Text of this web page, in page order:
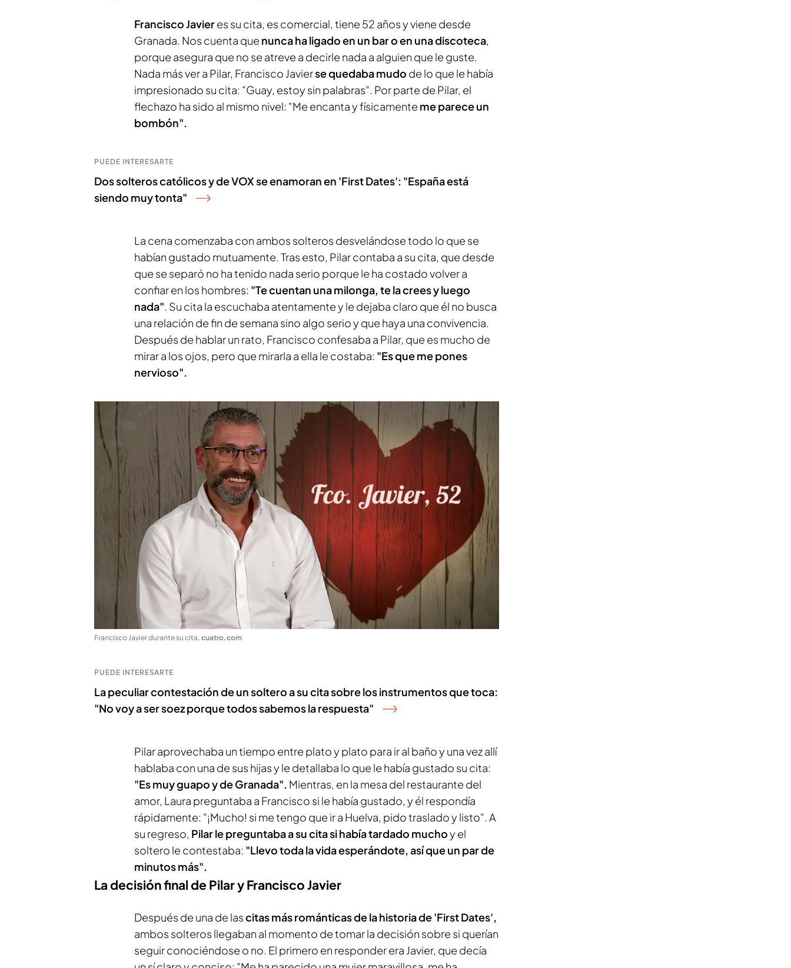
Francisco Javieres su cita, es comercial, tiene 52 años y viene desde
Granada. Nos cuenta que nunca ha ligado en un bar o en una discoteca,
porque asegura que no se atreve a decirle nada a alguien que le guste.
Nada más ver a Pilar, Francisco Javierse quedaba mudo de lo que le había
impresionado su cita: "Guay, estoy sin palabras". Por parte de Pilar, el
flechazo ha sido al mismo nivel: "Me encanta y físicamente me parece un
bombón".
PUEDE INTERESARTE
Dos solteros católicos y de VOX se enamoran en 'First Dates': "España está
siendo muy tonta"
La cena comenzaba con ambos solteros desvelándose todo lo que se
habían gustado mutuamente. Tras esto, Pilar contaba a su cita, que desde
que se separó no ha tenido nada serio porque le ha costado volver a
confiar en los hombres: "Te cuentan una milonga, te la crees y luego
nada". Su cita la escuchaba atentamente y le dejaba claro que él no busca
una relación de fin de semana sino algo serio y que haya una convivencia.
Después de hablar un rato, Francisco confesaba a Pilar, que es mucho de
mirar a los ojos, pero que mirarla a ella le costaba: "Es que me pones
nervioso".
Francisco Javier durante su cita. cuatro.com
PUEDE INTERESARTE
La peculiar contestación de un soltero a su cita sobre los instrumentos que toca:
"No voy a ser soez porque todos sabemos la respuesta"
Pilar aprovechaba un tiempo entre plato y plato para ir al baño y una vez allí
hablaba con una de sus hijas y le detallaba lo que le había gustado su cita:
"Es muy guapo y de Granada". Mientras, en la mesa del restaurante del
amor, Laura preguntaba a Francisco si le había gustado, y él respondía
rápidamente: "¡Mucho! si me tengo que ir a Huelva, pido traslado y listo". A
su regreso, Pilar le preguntaba a su cita si había tardado muchoy el
soltero le contestaba: "Llevo toda la vida esperándote, así que un par de
minutos más".
La decisión final de Pilar y Francisco Javier
Después de una de lascitas más románticas de la historia de 'First Dates',
ambos solteros llegaban al momento de tomar la decisión sobre si querían
seguir conociéndose o no. El primero en responder era Javier, que decía